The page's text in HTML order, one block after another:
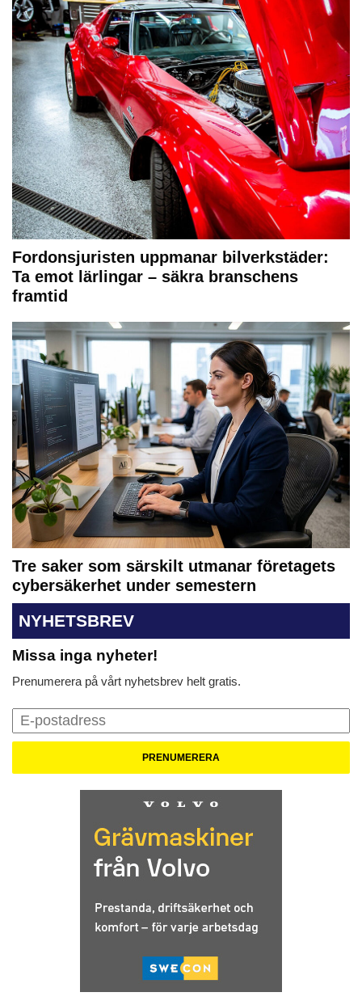
Fordonsjuristen uppmanar bilverkstäder:
Ta emot lärlingar – säkra branschens
framtid
Tre saker som särskilt utmanar företagets
cybersäkerhet under semestern
NYHETSBREV
Missa inga nyheter!
Prenumerera på vårt nyhetsbrev helt gratis.